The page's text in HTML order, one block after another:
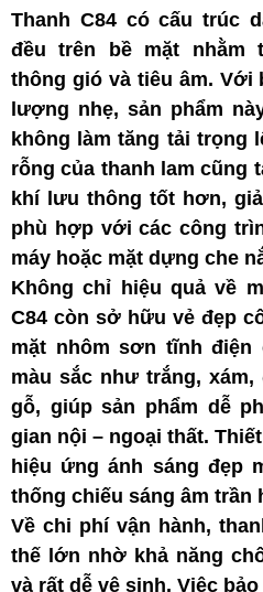
Thanh C84 có cấu trúc
đều trên bề mặt nhằm
thông gió và tiêu âm. Với
lượng nhẹ, sản phẩm
không làm tăng tải trọng
rỗng của thanh lam cũng
khí lưu thông tốt hơn,
phù hợp với các công
máy hoặc mặt dựng che
Không chỉ hiệu quả về
C84 còn sở hữu vẻ đẹp
mặt nhôm sơn tĩnh điện
màu sắc như trắng, xám,
gỗ, giúp sản phẩm dễ
gian nội – ngoại thất.
hiệu ứng ánh sáng đẹp
thống chiếu sáng âm trần
Về chi phí vận hành,
thế lớn nhờ khả năng
và rất dễ vệ sinh. Việc